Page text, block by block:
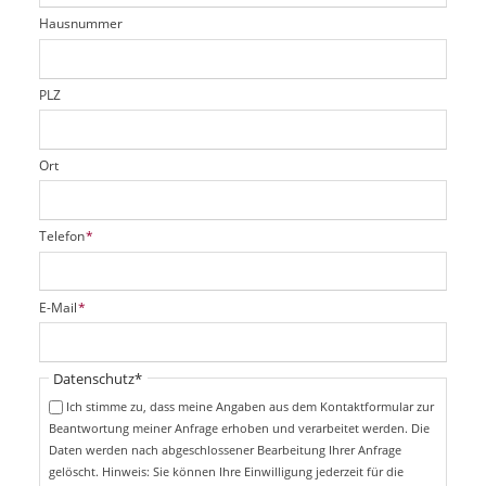
r
d
t
f
e
d
Hausnummer
PLZ
Ort
P
f
i
c
t
f
Telefon*
P
f
i
E-Mail*
Pflichtfeld
Datenschutz*
Ich stimme zu, dass meine Angaben aus dem Kontaktformular zur
Beantwortung meiner Anfrage erhoben und verarbeitet werden. Die
Daten werden nach abgeschlossener Bearbeitung Ihrer Anfrage
gelöscht. Hinweis: Sie können Ihre Einwilligung jederzeit für die